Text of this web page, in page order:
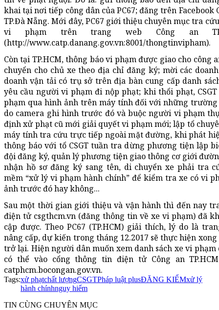
khai tại nơi tiếp công dân của PC67; đăng trên Facebook
TP.Đà Nẵng. Mới đây, PC67 giới thiệu chuyên mục tra
vi phạm trên trang web Công an
(http://www.catp.danang.gov.vn:8001/thongtinvipham).
Còn tại TP.HCM, thông báo vi phạm được giao cho công
chuyển cho chủ xe theo địa chỉ đăng ký; mời các
doanh vận tải có trụ sở trên địa bàn cung cấp danh
yêu cầu người vi phạm đi nộp phạt; khi thổi phạt,
phạm qua hình ảnh trên máy tính đối với những
do camera ghi hình trước đó và buộc người vi phạm
định xử phạt cũ mới giải quyết vi phạm mới; lập tổ
máy tính tra cứu trực tiếp ngoài mặt đường, khi phát
thông báo với tổ CSGT tuần tra dừng phương tiện lập
đội đăng ký, quản lý phương tiện giao thông cơ giới
nhận hồ sơ đăng ký sang tên, di chuyển xe phải tra
mềm “xử lý vi phạm hành chính” để kiểm tra xe có vi
ảnh trước đó hay không...
Sau một thời gian giới thiệu và vận hành thì đến nay
điện tử csgthcm.vn (đăng thông tin về xe vi phạm) đã
cập được. Theo PC67 (TP.HCM) giải thích, lý do là
nâng cấp, dự kiến trong tháng 12.2017 sẽ thực hiện
trở lại. Hiện người dân muốn xem danh sách xe vi phạm
có thể vào cổng thông tin điện tử Công an
catphcm.bocongan.gov.vn.
Tags:xử phạtchất lượngCSGTPháp luật plusĐĂNG KIỂMxử lý
hành chínhnguy hiểm
TIN CÙNG CHUYÊN MỤC